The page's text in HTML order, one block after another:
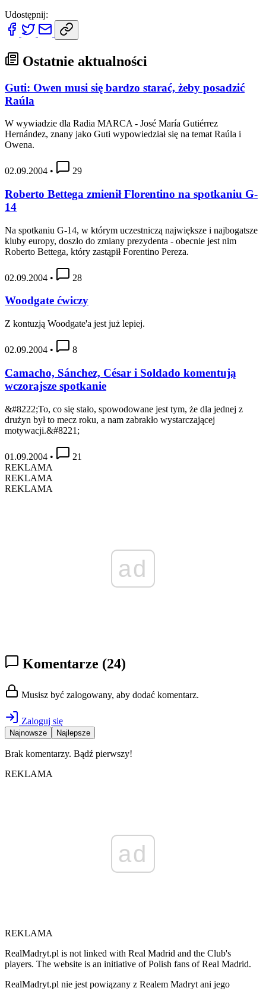
Udostępnij:
Ostatnie aktualności
Guti: Owen musi się bardzo starać, żeby posadzić
Raúla
W wywiadzie dla Radia MARCA - José María Gutiérrez
Hernández, znany jako Guti wypowiedział się na temat Raúla i
Owena.
02.09.2004 • 29
Roberto Bettega zmienił Florentino na spotkaniu G-
14
Na spotkaniu G-14, w którym uczestniczą największe i najbogatsze
kluby europy, doszło do zmiany prezydenta - obecnie jest nim
Roberto Bettega, który zastąpił Forentino Pereza.
02.09.2004 • 28
Woodgate ćwiczy
Z kontuzją Woodgate'a jest już lepiej.
02.09.2004 • 8
Camacho, Sánchez, César i Soldado komentują
wczorajsze spotkanie
&#8222;To, co się stało, spowodowane jest tym, że dla jednej z
drużyn był to mecz roku, a nam zabrakło wystarczającej
motywacji.&#8221;
01.09.2004 •
21
REKLAMA
REKLAMA
REKLAMA
ad
Komentarze (24)
Musisz być zalogowany, aby dodać komentarz.
Zaloguj się
Najnowsze Najlepsze
Brak komentarzy. Bądź pierwszy!
REKLAMA
ad
REKLAMA
RealMadryt.pl is not linked with Real Madrid and the Club's
players. The website is an initiative of Polish fans of Real Madrid.
RealMadryt.pl nie jest powiązany z Realem Madryt ani jego